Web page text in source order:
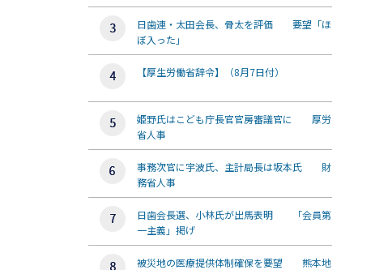
日歯連・太田会長、骨太を評価 要望「ほ
ぼ入った」
【厚生労働省辞令】（8月7日付）
姫野氏はこども庁長官官房審議官に 厚労
省人事
事務次官に宇波氏、主計局長は坂本氏 財
務省人事
日歯会長選、小林氏が出馬表明 「会員第
一主義」掲げ
被災地の医療提供体制確保を要望 熊本地